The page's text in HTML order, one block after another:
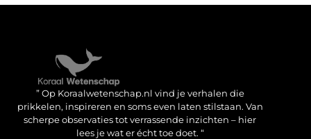
” Op Koraalwetenschap.nl vind je verhalen die
prikkelen, inspireren en soms even laten stilstaan. Van
scherpe observaties tot verrassende inzichten – hier
lees je wat er écht toe doet. “